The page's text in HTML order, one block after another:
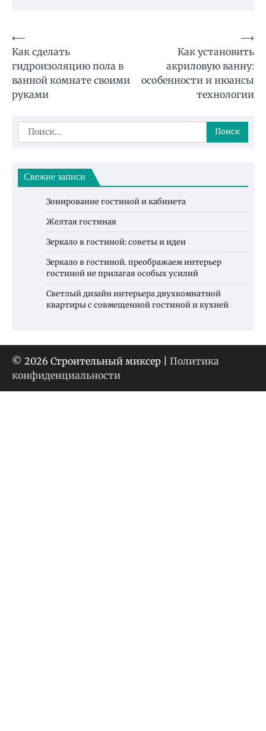
Навигация
по
записям
⟵
Как сделать
гидроизоляцию пола в
ванной комнате своими
руками
Как установить
акриловую ванну:
особенности и нюансы
технологии
⟶
Найти:
Свежие записи
Зонирование гостиной и кабинета
Желтая гостиная
Зеркало в гостиной: советы и идеи
Зеркало в гостиной. преображаем интерьер
гостиной не прилагая особых усилий
Светлый дизайн интерьера двухкомнатной
квартиры с совмещенной гостиной и кухней
© 2026 Строительный миксер | Политика
конфиденциальности